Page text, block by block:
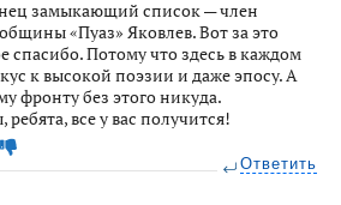
замыкающий список — член
«Пуаз» Яковлев. Вот за это
спасибо. Потому что здесь в каждом
к высокой поэзии и даже эпосу. А
фронту без этого никуда.
все у вас получится!
Ответить